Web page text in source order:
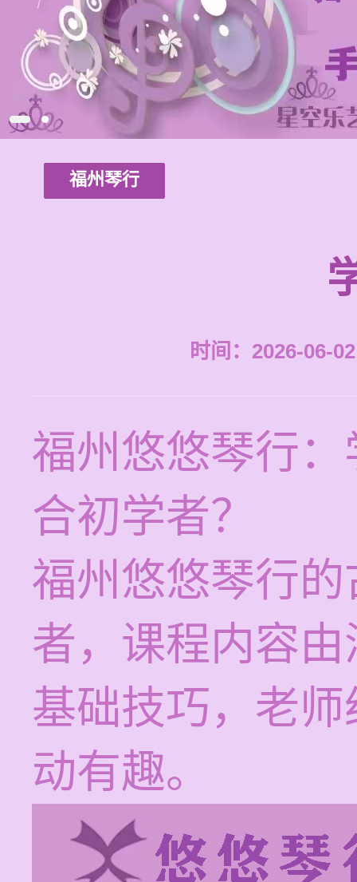
福州琴行
时间：2026-06-
福州悠悠琴行
合初学者？
福州悠悠琴行
者，课程内容
基础技巧，老
动有趣。